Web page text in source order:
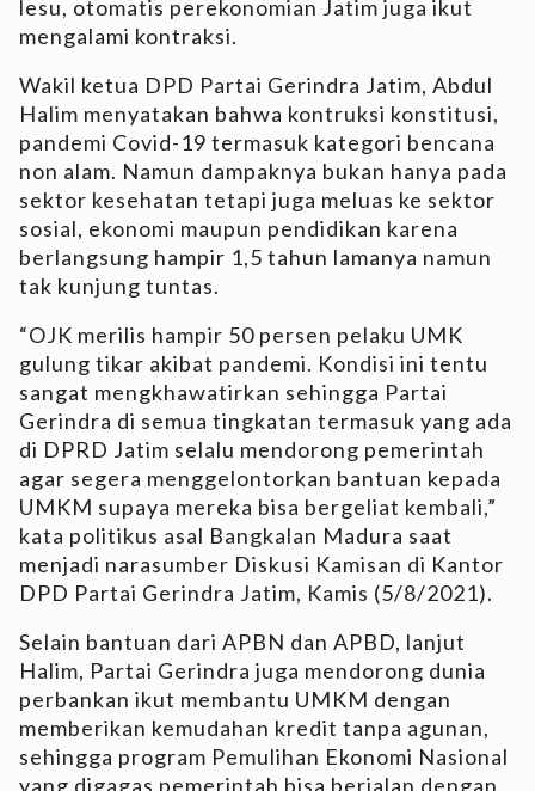
lesu, otomatis perekonomian Jatim juga ikut
mengalami kontraksi.
Wakil ketua DPD Partai Gerindra Jatim, Abdul
Halim menyatakan bahwa kontruksi konstitusi,
pandemi Covid-19 termasuk kategori bencana
non alam. Namun dampaknya bukan hanya pada
sektor kesehatan tetapi juga meluas ke sektor
sosial, ekonomi maupun pendidikan karena
berlangsung hampir 1,5 tahun lamanya namun
tak kunjung tuntas.
“OJK merilis hampir 50 persen pelaku UMK
gulung tikar akibat pandemi. Kondisi ini tentu
sangat mengkhawatirkan sehingga Partai
Gerindra di semua tingkatan termasuk yang ada
di DPRD Jatim selalu mendorong pemerintah
agar segera menggelontorkan bantuan kepada
UMKM supaya mereka bisa bergeliat kembali,”
kata politikus asal Bangkalan Madura saat
menjadi narasumber Diskusi Kamisan di Kantor
DPD Partai Gerindra Jatim, Kamis (5/8/2021).
Selain bantuan dari APBN dan APBD, lanjut
Halim, Partai Gerindra juga mendorong dunia
perbankan ikut membantu UMKM dengan
memberikan kemudahan kredit tanpa agunan,
sehingga program Pemulihan Ekonomi Nasional
yang digagas pemerintah bisa berjalan dengan